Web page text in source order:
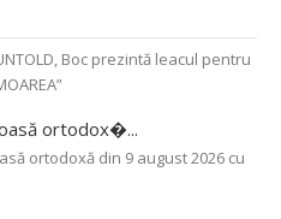
Boc prezintă leacul pentru
ortodox�...
ortodoxă din 9 august 2026 cu